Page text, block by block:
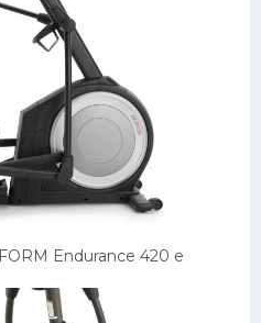
Endurance 420 e